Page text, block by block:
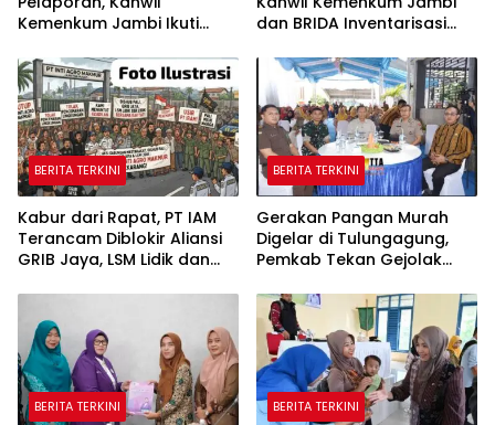
Kemenkum Jambi Ikuti
Korporasi Nonaktif Secara
Administratif
dan BRIDA Inventarisasi
BERITA TERKINI
Kabur dari Rapat, PT IAM
Terancam Diblokir Aliansi
GRIB Jaya, LSM Lidik dan
BERITA TERKINI
Gerakan Pangan Murah
Digelar di Tulungagung,
Pemkab Tekan Gejolak
Warga
BERITA TERKINI BERITA TERKINI